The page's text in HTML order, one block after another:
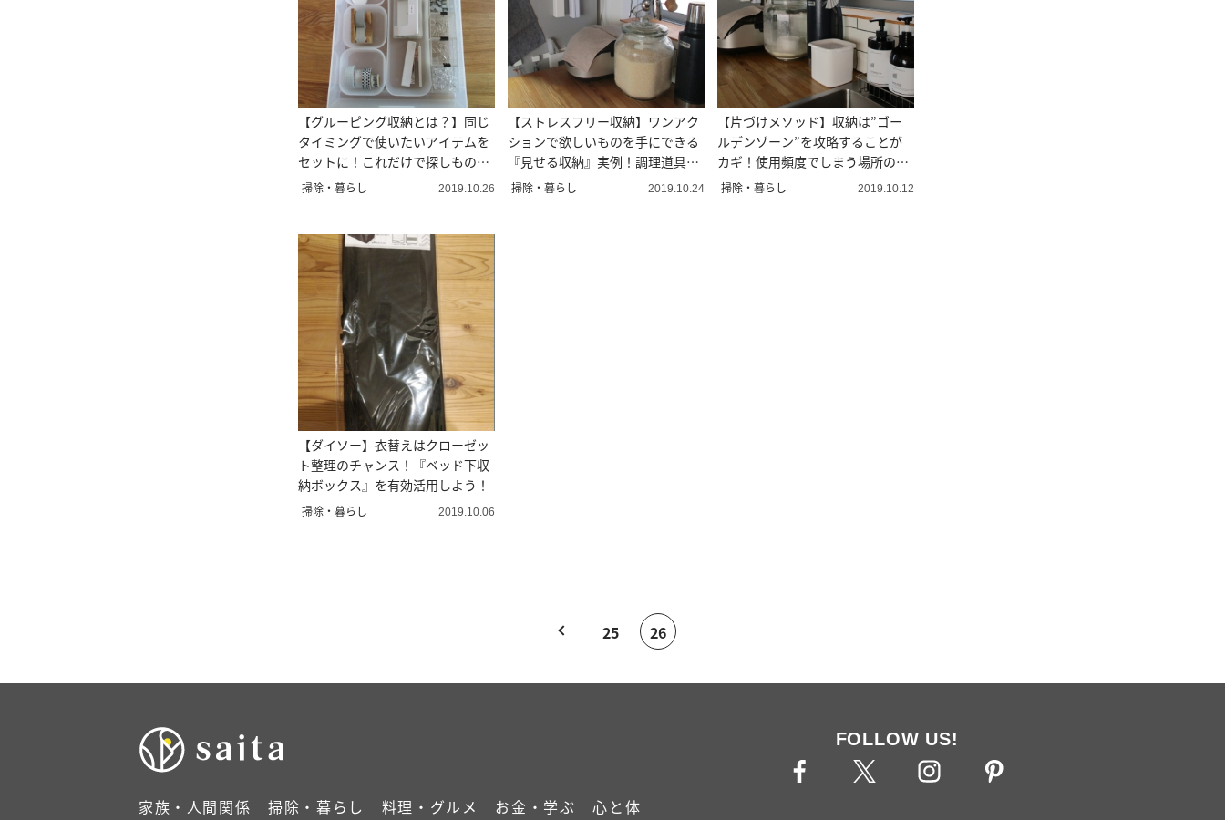
【グルーピング収納とは？】同じ
タイミングで使いたいアイテムを
セットに！これだけで探しものが
なくなる！
掃除・暮らし 2019.10.26
【ストレスフリー収納】ワンアク
ションで欲しいものを手にできる
『見せる収納』実例！調理道具、
掃除道具…
掃除・暮らし 2019.10.24
【片づけメソッド】収納は”ゴー
ルデンゾーン”を攻略することが
カギ！使用頻度でしまう場所の優
先順位を
掃除・暮らし 2019.10.12
【ダイソー】衣替えはクローゼッ
ト整理のチャンス！『ベッド下収
納ボックス』を有効活用しよう！
掃除・暮らし 2019.10.06
25 26
家族・人間関係 掃除・暮らし 料理・グルメ お金・学ぶ 心と体
FOLLOW US!